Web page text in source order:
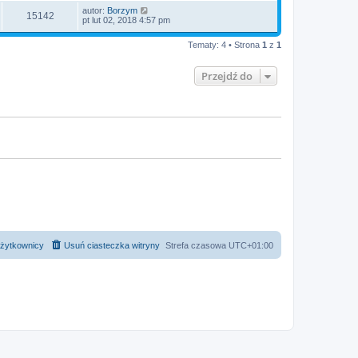
15142 autor: Borzym
pt lut 02, 2018 4:57 pm
Tematy: 4 • Strona 1 z 1
Przejdź do
Strefa czasowa UTC+01:00
Usuń ciasteczka witryny